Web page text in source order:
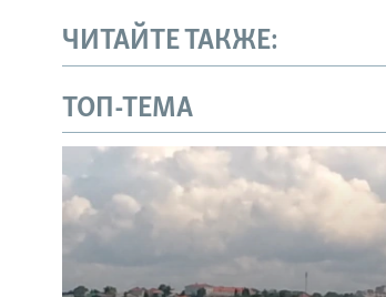
ЧИТАЙТЕ ТАКЖЕ:
ТОП-ТЕМА